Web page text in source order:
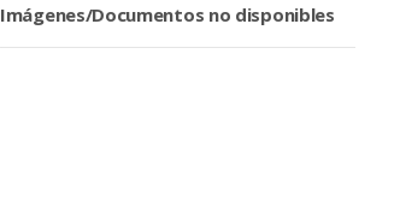
Imágenes/Documentos no disponibles